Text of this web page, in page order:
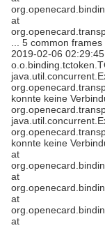
at
... 5 common frames
2019-02-06
konnte keine
konnte keine
at
at
at
at